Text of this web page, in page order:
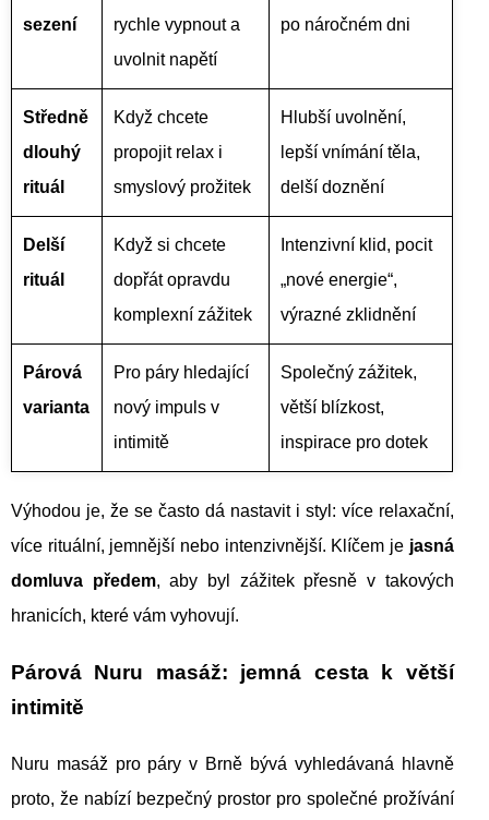
sezení
rychle vypnout a
uvolnit napětí
po náročném dni
Středně
dlouhý
rituál
Když chcete
propojit relax i
smyslový prožitek
Hlubší uvolnění,
lepší vnímání těla,
delší doznění
Delší
rituál
Když si chcete
dopřát opravdu
komplexní zážitek
Intenzivní klid, pocit
„nové energie“,
výrazné zklidnění
Párová
varianta
Pro páry hledající
nový impuls v
intimitě
Společný zážitek,
větší blízkost,
inspirace pro dotek
Výhodou je, že se často dá nastavit i styl: více relaxační,
více rituální, jemnější nebo intenzivnější. Klíčem je jasná
domluva předem, aby byl zážitek přesně v takových
hranicích, které vám vyhovují.
Párová Nuru masáž: jemná cesta k větší
intimitě
Nuru masáž pro páry v Brně bývá vyhledávaná hlavně
proto, že nabízí bezpečný prostor pro společné prožívání